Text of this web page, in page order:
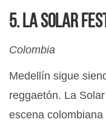
5. La Solar
Colombia
Medellín sigue
reggaetón. La
escena colombiana